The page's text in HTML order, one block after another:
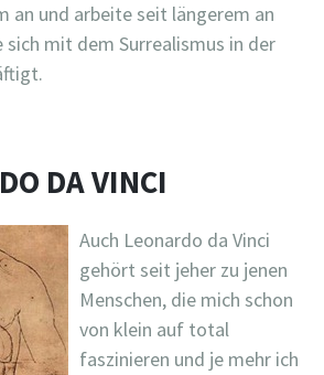
an und arbeite seit längerem an
sich mit dem Surrealismus in der
DA VINCI
Auch Leonardo da Vinci
gehört seit jeher zu jenen
Menschen, die mich schon
von klein auf total
faszinieren und je mehr ich